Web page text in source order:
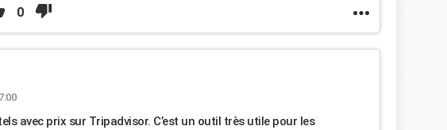
0
avec prix sur Tripadvisor. C’est un outil très utile pour les